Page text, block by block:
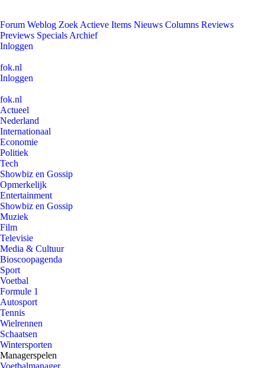
Forum Weblog Zoek Actieve Items Nieuws Columns Reviews
Previews Specials Archief
Inloggen
fok.nl
Inloggen
fok.nl
Actueel
Nederland
Internationaal
Economie
Politiek
Tech
Showbiz en Gossip
Opmerkelijk
Entertainment
Showbiz en Gossip
Muziek
Film
Televisie
Media & Cultuur
Bioscoopagenda
Sport
Voetbal
Formule 1
Autosport
Tennis
Wielrennen
Schaatsen
Wintersporten
Managerspelen
Voetbalmanager